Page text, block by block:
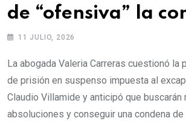
de “ofensiva” la
11 JULIO, 2026
La abogada Valeria Carreras cuestionó la
de prisión en suspenso impuesta al
Claudio Villamide y anticipó que buscarán
absoluciones y conseguir una condena